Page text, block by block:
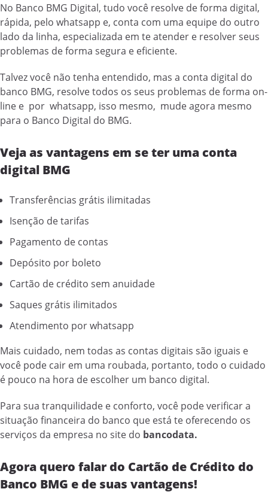
No Banco BMG Digital, tudo você resolve de forma digital,
rápida, pelo whatsapp e, conta com uma equipe do outro
lado da linha, especializada em te atender e resolver seus
problemas de forma segura e eficiente.
Talvez você não tenha entendido, mas a conta digital do
banco BMG, resolve todos os seus problemas de forma on-
line e por whatsapp, isso mesmo, mude agora mesmo
para o Banco Digital do BMG.
Veja as vantagens em se ter uma conta
digital BMG
Transferências grátis ilimitadas
Isenção de tarifas
Pagamento de contas
Depósito por boleto
Cartão de crédito sem anuidade
Saques grátis ilimitados
Atendimento por whatsapp
Mais cuidado, nem todas as contas digitais são iguais e
você pode cair em uma roubada, portanto, todo o cuidado
é pouco na hora de escolher um banco digital.
Para sua tranquilidade e conforto, você pode verificar a
situação financeira do banco que está te oferecendo os
serviços da empresa no site do bancodata.
Agora quero falar do Cartão de Crédito do
Banco BMG e de suas vantagens!